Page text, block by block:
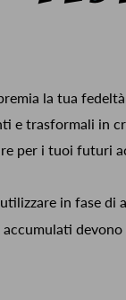
la tua
e trasformali in
per i tuoi futuri
in fase di
devono